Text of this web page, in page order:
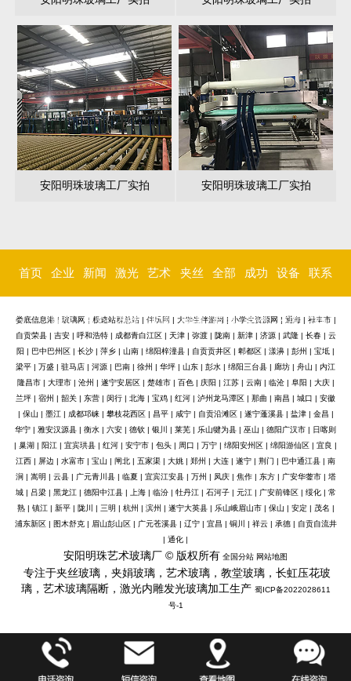
安阳明珠玻璃工厂实拍 安阳明珠玻璃工厂实拍
首页 企业
简介
新闻
中心
激光
内雕
艺术
玻璃
夹丝
玻璃
全部
玻璃
成功
案例
设备
环境
联系
我们
娄底信息港| 玻璃网 | 极速站群总站| 伴玩网 大学生伴游网 | 小学生资源网 | 通海| 禄丰市|
自贡荣县| 吉安| 呼和浩特| 成都青白江区 天津| 弥渡| 陇南| 新津| 济源| 武隆| 长春| 云
阳
巴中巴州区 长沙 萍乡 山南 绵阳梓潼县 自贡贡井区 郫都区 漾濞 彭州 宝坻
梁平
万盛 驻马店 河源 巴南 徐州 华坪 山东 彭水 绵阳三台县 廊坊 舟山
内江
隆昌市| 大理市| 沧州 遂宁安居区 楚雄市| 百色| 庆阳 江苏| 云南| 临沧| 阜阳 大庆|
兰坪
宿州 韶关 东营 闵行 北海 宝鸡 红河 泸州龙马潭区 那曲 南昌 城口
安徽
保山 墨江| 成都邛崃| 攀枝花西区 昌平| 咸宁| 自贡沿滩区 遂宁蓬溪县| 盐津| 金昌
华宁
雅安汉源县 衡水 六安 德钦 银川 莱芜 乐山犍为县 巫山 德阳广汉市
日喀则
巢湖 阳江 宜宾珙县 红河 安宁市 包头 周口 万宁 绵阳安州区 绵阳游仙区 宜良
江西
屏边 水富市 宝山 闸北 五家渠 大姚 郑州 大连 遂宁 荆门 巴中通江县
南
涧
嵩明 云县| 广元青川县| 临夏 宜宾江安县| 万州 凤庆| 焦作| 东方| 广安华蓥市| 塔
城| 吕梁| 黑龙江| 德阳中江县| 上海| 临汾| 牡丹江| 石河子| 元江| 广安前锋区 绥化| 常
熟| 镇江| 新平| 陇川 三明 杭州 滨州 遂宁大英县| 乐山峨眉山市| 保山 安定 茂名
浦东新区
图木舒克| 眉山彭山区 广元苍溪县| 辽宁| 宜昌 铜川 祥云| 承德|
自贡自流井
通化
安阳明珠艺术玻璃厂 © 版权所有 全国分站 网站地图
专注于夹丝玻璃，夹娟玻璃，艺术玻璃，教堂玻璃，长虹压花玻
璃，艺术玻璃隔断，激光内雕发光玻璃加工生产 蜀ICP备2022028611
号-1